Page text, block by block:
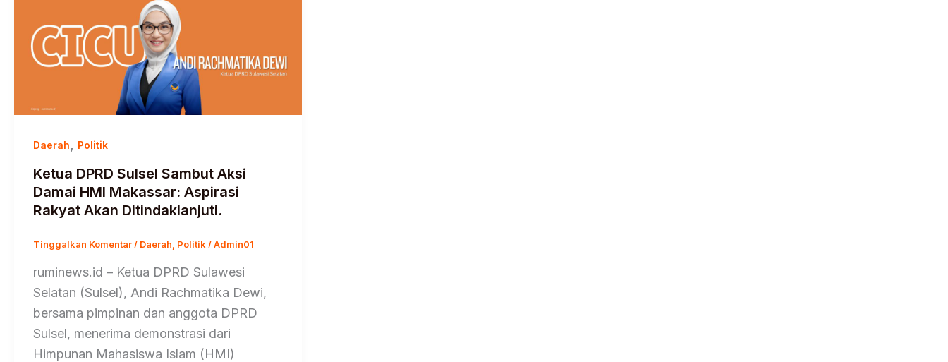
Daerah Politik
Ketua DPRD Sulsel Sambut Aksi
Damai HMI Makassar: Aspirasi
Rakyat Akan Ditindaklanjuti.
Tinggalkan Komentar/ Daerah, Politik/Admin01
ruminews.id – Ketua DPRD Sulawesi
Selatan (Sulsel), Andi Rachmatika Dewi,
bersama pimpinan dan anggota DPRD
Sulsel, menerima demonstrasi dari
Himpunan Mahasiswa Islam (HMI)